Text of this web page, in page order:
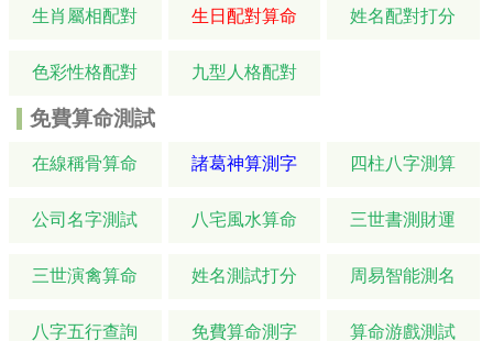
生肖屬相配對 生日配對算命 姓名配對打分
色彩性格配對 九型人格配對
免費算命測試
在線稱骨算命 諸葛神算測字 四柱八字測算
公司名字測試 八宅風水算命 三世書測財運
三世演禽算命 姓名測試打分 周易智能測名
八字五行查詢 免費算命測字 算命游戲測試